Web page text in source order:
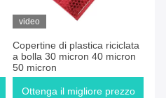
video
Copertine di plastica riciclata
a bolla 30 micron 40 micron
50 micron
Ottenga il migliore prezzo